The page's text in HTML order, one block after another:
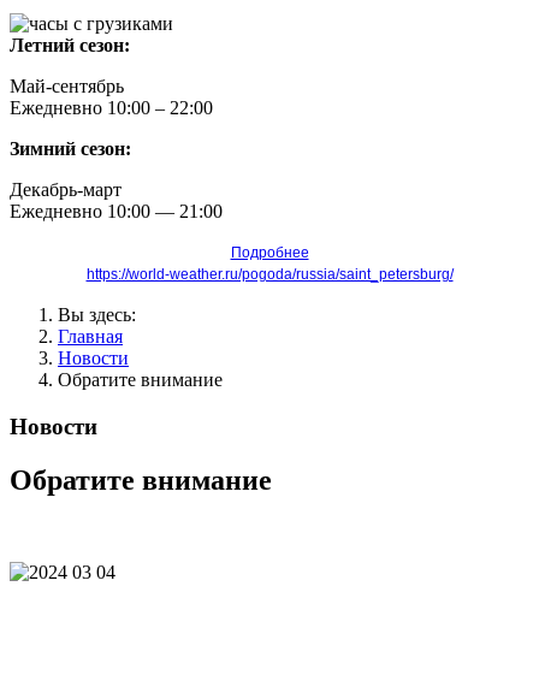
Летний сезон:
Май-сентябрь
Ежедневно 10:00 – 22:00
Зимний сезон:
Декабрь-март
Ежедневно 10:00 — 21:00
Подробнее
https://world-weather.ru/pogoda/russia/saint_petersburg/
Вы здесь:
Главная
Новости
Обратите внимание
Новости
Обратите внимание